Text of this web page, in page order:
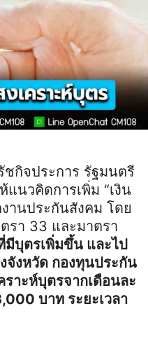
กิจประการ รัฐมนตรี
แนวคิดการเพิ่ม “เงิน
านประกันสังคม โดย
รา 33 และมาตรา
มีบุตรเพิ่มขึ้น และไป
จังหวัด กองทุนประกัน
ราะห์บุตรจากเดือนละ
บาท ระยะเวลา